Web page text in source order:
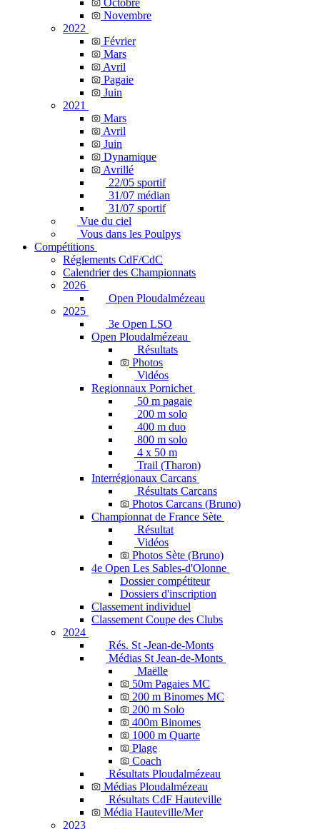
Octobre
Novembre
2022
Février
Mars
Avril
Pagaie
Juin
2021
Mars
Avril
Juin
Dynamique
Avrillé
22/05 sportif
31/07 médian
31/07 sportif
Vue du ciel
Vous dans les Poulpys
Compétitions
Réglements CdF/CdC
Calendrier des Championnats
2026
Open Ploudalmézeau
2025
3e Open LSO
Open Ploudalmézeau
Résultats
Photos
Vidéos
Regionnaux Pornichet
50 m pagaie
200 m solo
400 m duo
800 m solo
4 x 50 m
Trail (Tharon)
Interrégionaux Carcans
Résultats Carcans
Photos Carcans (Bruno)
Championnat de France Sète
Résultat
Vidéos
Photos Sète (Bruno)
4e Open Les Sables-d'Olonne
Dossier compétiteur
Dossiers d'inscription
Classement individuel
Classement Coupe des Clubs
2024
Rés. St -Jean-de-Monts
Médias St Jean-de-Monts
Maëlle
50m Pagaies MC
200 m Binomes MC
200 m Solo
400m Binomes
1000 m Quarte
Plage
Coach
Résultats Ploudalmézeau
Médias Ploudalmézeau
Résultats CdF Hauteville
Média Hauteville/Mer
2023